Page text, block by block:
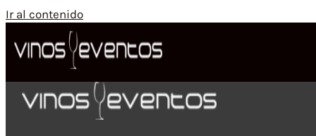
Ir al contenido